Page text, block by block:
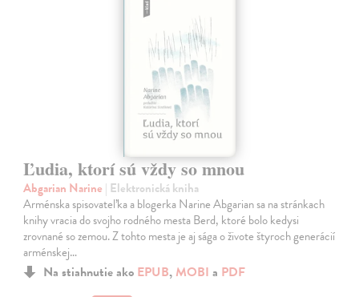
Ľudia, ktorí sú vždy so mnou
Abgarian Narine | Elektronická kniha
Arménska spisovateľka a blogerka Narine Abgarian sa na stránkach
knihy vracia do svojho rodného mesta Berd, ktoré bolo kedysi
zrovnané so zemou. Z tohto mesta je aj sága o živote štyroch generácií
arménskej…
Na stiahnutie ako EPUB, MOBI a PDF